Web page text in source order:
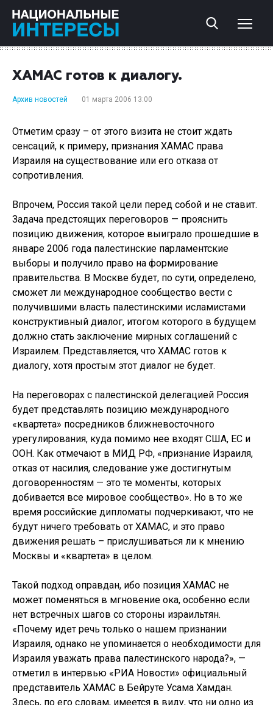
ХАМАС готов к диалогу.
Архив новостей 01 марта 2006 13:00
Отметим сразу – от этого визита не стоит ждать
сенсаций, к примеру, признания ХАМАС права
Израиля на существование или его отказа от
сопротивления.
Впрочем, Россия такой цели перед собой и не ставит.
Задача предстоящих переговоров — прояснить
позицию движения, которое выиграло прошедшие в
январе 2006 года палестинские парламентские
выборы и получило право на формирование
правительства. В Москве будет, по сути, определено,
сможет ли международное сообщество вести с
получившими власть палестинскими исламистами
конструктивный диалог, итогом которого в будущем
должно стать заключение мирных соглашений с
Израилем. Представляется, что ХАМАС готов к
диалогу, хотя простым этот диалог не будет.
На переговорах с палестинской делегацией Россия
будет представлять позицию международного
«квартета» посредников ближневосточного
урегулирования, куда помимо нее входят США, ЕС и
ООН. Как отмечают в МИД РФ, «признание Израиля,
отказ от насилия, следование уже достигнутым
договоренностям — это те моменты, которых
добивается все мировое сообщество». Но в то же
время российские дипломаты подчеркивают, что не
будут ничего требовать от ХАМАС, и это право
движения решать – прислушиваться ли к мнению
Москвы и «квартета» в целом.
Такой подход оправдан, ибо позиция ХАМАС не
может поменяться в мгновение ока, особенно если
нет встречных шагов со стороны израильтян.
«Почему идет речь только о нашем признании
Израиля, однако не упоминается о необходимости для
Израиля уважать права палестинского народа?», —
отметил в интервью «РИА Новости» официальный
представитель ХАМАС в Бейруте Усама Хамдан.
Здесь, по его словам, имеется в виду, что ни одно из